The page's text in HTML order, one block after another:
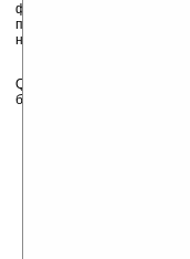
финский гигант,
под управлением
некоторые технические
Смартфон Nokia
QWERTY-клавиатурой,
белом и сером.